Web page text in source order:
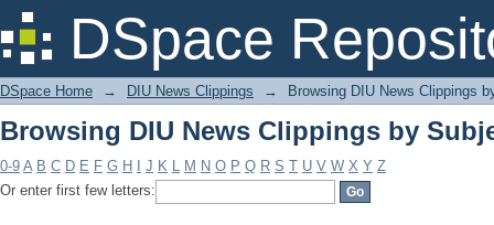
DSpace
Browsing DIU News Clippings by
DSpace Home → DIU News Clippings → Browsing DIU News Clippings
Browsing DIU News Clippings by
0-9 A B C D E F G H J K L M N O P Q R S T U V W X Y Z
Or enter first few letters: